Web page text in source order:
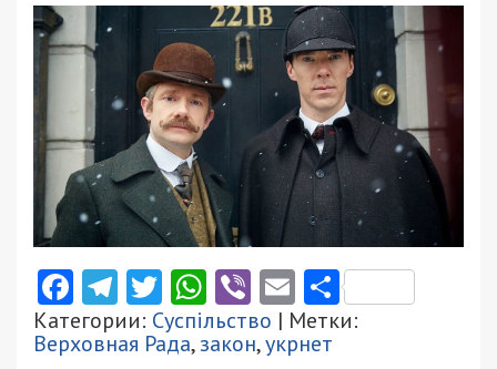
Facebook
Telegram
Twitter
WhatsApp
ViberEmail
Категории: Суспільство | Метки:
Верховная Рада,закон,укрнет